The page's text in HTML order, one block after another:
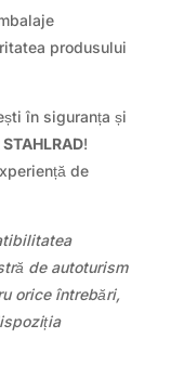
produsului
în siguranța și
!
de
de autoturism
orice întrebări,